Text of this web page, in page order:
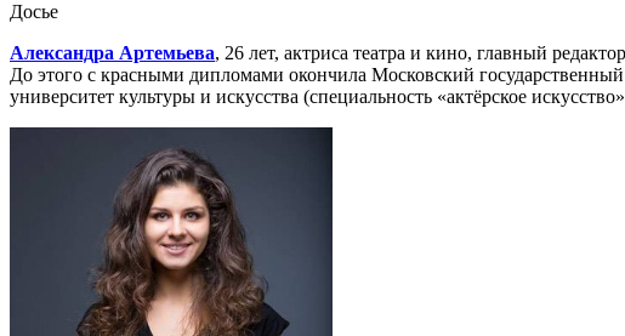
Досье
Александра Артемьева, 26 лет, актриса театра и кино, главный
До этого с красными дипломами окончила Московский
университет культуры и искусства (специальность «актёрское